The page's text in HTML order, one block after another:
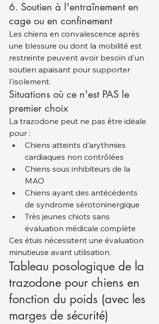
6. Soutien à l'entraînement en
cage ou en confinement
Les chiens en convalescence après
une blessure ou dont la mobilité est
restreinte peuvent avoir besoin d'un
soutien apaisant pour supporter
l'isolement.
Situations où ce n'est PAS le
premier choix
La trazodone peut ne pas être idéale
pour :
Chiens atteints d'arythmies
cardiaques non contrôlées
Chiens sous inhibiteurs de la
MAO
Chiens ayant des antécédents
de syndrome sérotoninergique
Très jeunes chiots sans
évaluation médicale complète
Ces étuis nécessitent une évaluation
minutieuse avant utilisation.
Tableau posologique de la
trazodone pour chiens en
fonction du poids (avec les
marges de sécurité)